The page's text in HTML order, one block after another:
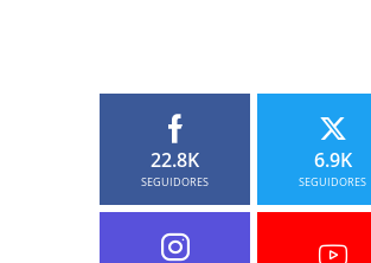
22.8K
SEGUIDORES
6.9K
SEGUIDORES